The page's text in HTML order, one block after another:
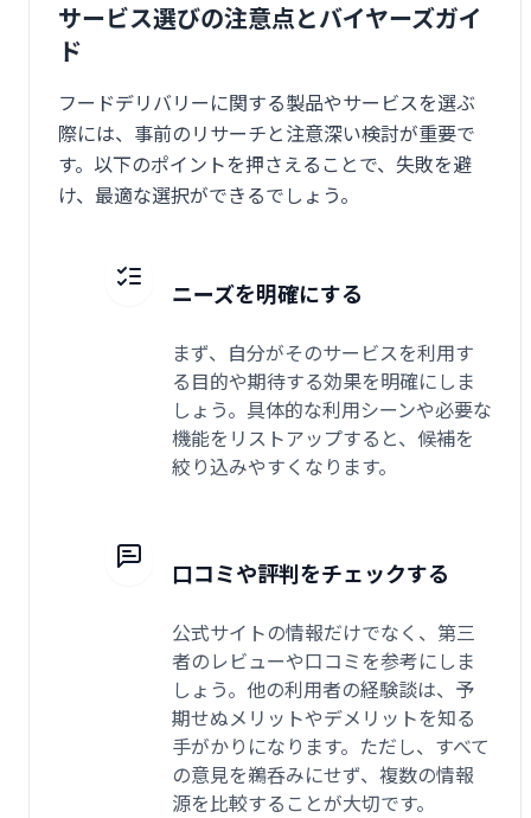
サービス選びの注意点とバイヤーズガイ
ド
フードデリバリーに関する製品やサービスを選ぶ
際には、事前のリサーチと注意深い検討が重要で
す。以下のポイントを押さえることで、失敗を避
け、最適な選択ができるでしょう。
ニーズを明確にする
まず、自分がそのサービスを利用す
る目的や期待する効果を明確にしま
しょう。具体的な利用シーンや必要な
機能をリストアップすると、候補を
絞り込みやすくなります。
口コミや評判をチェックする
公式サイトの情報だけでなく、第三
者のレビューや口コミを参考にしま
しょう。他の利用者の経験談は、予
期せぬメリットやデメリットを知る
手がかりになります。ただし、すべて
の意見を鵜呑みにせず、複数の情報
源を比較することが大切です。